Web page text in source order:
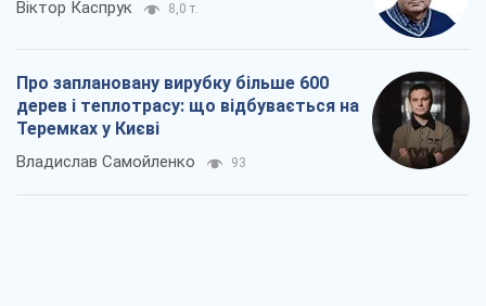
Віктор Каспрук 8,0 т.
Про заплановану вирубку більше 600
дерев і теплотрасу: що відбувається на
Теремках у Києві
Владислав Самойленко 93